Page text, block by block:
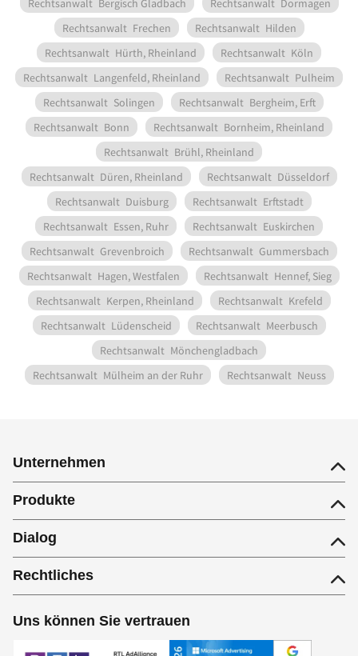
Rechtsanwalt Bergisch Gladbach Rechtsanwalt Dormagen
Rechtsanwalt Frechen Rechtsanwalt Hilden
Rechtsanwalt Hürth, Rheinland Rechtsanwalt Köln
Rechtsanwalt Langenfeld, Rheinland Rechtsanwalt Pulheim
Rechtsanwalt Solingen Rechtsanwalt Bergheim, Erft
Rechtsanwalt Bonn Rechtsanwalt Bornheim, Rheinland
Rechtsanwalt Brühl, Rheinland
Rechtsanwalt Düren, Rheinland Rechtsanwalt Düsseldorf
Rechtsanwalt Duisburg Rechtsanwalt Erftstadt
Rechtsanwalt Essen, Ruhr Rechtsanwalt Euskirchen
Rechtsanwalt Grevenbroich Rechtsanwalt Gummersbach
Rechtsanwalt Hagen, Westfalen Rechtsanwalt Hennef, Sieg
Rechtsanwalt Kerpen, Rheinland Rechtsanwalt Krefeld
Rechtsanwalt Lüdenscheid Rechtsanwalt Meerbusch
Rechtsanwalt Mönchengladbach
Rechtsanwalt Mülheim an der Ruhr Rechtsanwalt Neuss
Unternehmen
Produkte
Dialog
Rechtliches
Uns können Sie vertrauen